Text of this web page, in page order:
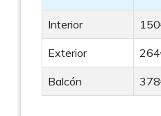
Interior
Exterior
Balcón